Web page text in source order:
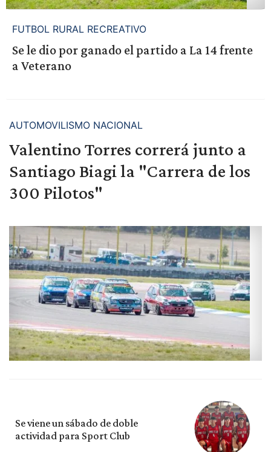
FUTBOL RURAL RECREATIVO
Se le dio por ganado el partido a La 14 frente
a Veterano
AUTOMOVILISMO NACIONAL
Valentino Torres correrá junto a
Santiago Biagi la "Carrera de los
300 Pilotos"
Se viene un sábado de doble
actividad para Sport Club